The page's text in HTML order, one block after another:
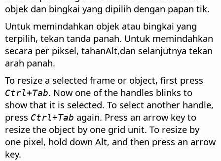
objek dan bingkai yang dipilih dengan papan tik.
Untuk memindahkan objek atau bingkai yang
terpilih, tekan tanda panah. Untuk memindahkan
secara per piksel, tahanAlt,dan selanjutnya tekan
arah panah.
To resize a selected frame or object, first press
Ctrl+Tab. Now one of the handles blinks to
show that it is selected. To select another handle,
press Ctrl+Tab again. Press an arrow key to
resize the object by one grid unit. To resize by
one pixel, hold down Alt, and then press an arrow
key.